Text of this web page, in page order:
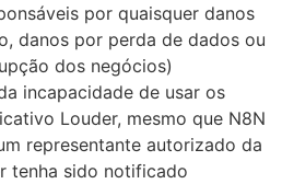
por quaisquer danos
danos por perda de dados ou
dos negócios)
incapacidade de usar os
Louder, mesmo que N8N
representante autorizado da
tenha sido notificado